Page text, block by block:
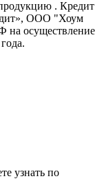
. Кредит
ООО "Хоум
на осуществление
узнать по